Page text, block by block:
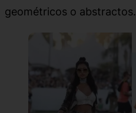
geométricos o abstractos.